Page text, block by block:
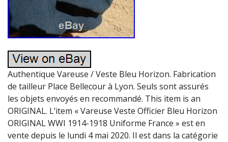
Authentique Vareuse / Veste Bleu Horizon. Fabrication
de tailleur Place Bellecour à Lyon. Seuls sont assurés
les objets envoyés en recommandé. This item is an
ORIGINAL. L’item « Vareuse Veste Officier Bleu Horizon
ORIGINAL WWI 1914-1918 Uniforme France » est en
vente depuis le lundi 4 mai 2020. Il est dans la catégorie